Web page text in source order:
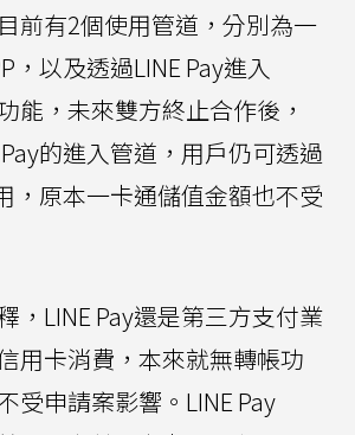
前有2個使用管道，分別為一
，以及透過LINE Pay進入
能，未來雙方終止合作後，
的進入管道，用戶仍可透過
，原本一卡通儲值金額也不受
，LINE Pay還是第三方支付業
用卡消費，本來就無轉帳功
受申請案影響。LINE Pay